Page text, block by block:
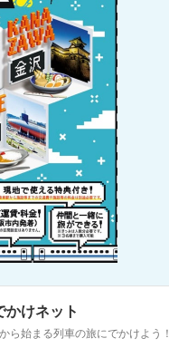
けネット
ら始まる列車の旅にでかけよう！